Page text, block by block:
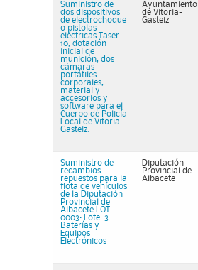
Suministro de
dos dispositivos
de electrochoque
o pistolas
eléctricas Taser
10, dotación
inicial de
munición, dos
cámaras
portátiles
corporales,
material y
accesorios y
software para el
Cuerpo de Policía
Local de Vitoria-
Gasteiz.
Ayuntamiento
de Vitoria-
Gasteiz
Suministro de
recambios-
repuestos para la
flota de vehículos
de la Diputación
Provincial de
Albacete LOT-
0003: Lote. 3
Baterías y
Equipos
Electrónicos
Diputación
Provincial de
Albacete